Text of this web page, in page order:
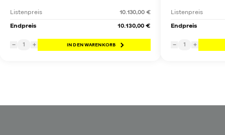
Listenpreis
10.130,00 €
Endpreis
10.130,00 €
− 1 + IN DEN WARENKORB
Listenpreis
Endpreis
− 1 +